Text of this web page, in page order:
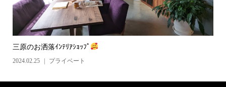
三原のお洒落ｲﾝﾃﾘｱｼｮｯﾌﾟ
2024.02.25 プライベート